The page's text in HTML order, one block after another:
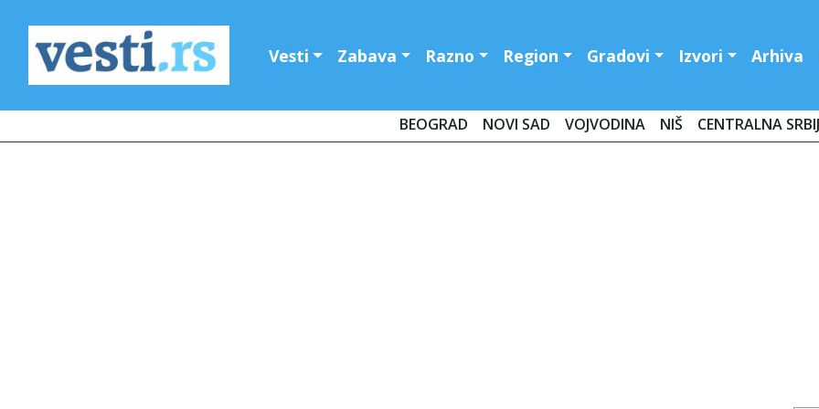
Vesti Zabava Razno Region Gradovi Izvori Arhiva
BEOGRAD NOVI SAD VOJVODINA NIŠ CENTRALNA